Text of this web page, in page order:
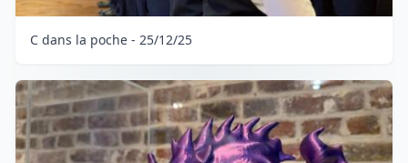
C dans la poche - 25/12/25